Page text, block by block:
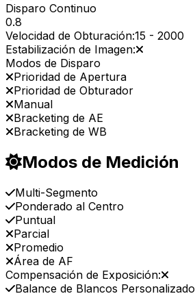
Disparo Continuo
0.8
Velocidad de Obturación:15 - 2000
Estabilización de Imagen:
Modos de Disparo
Prioridad de Apertura
Prioridad de Obturador
Manual
Bracketing de AE
Bracketing de WB
Modos de Medición
Multi-Segmento
Ponderado al Centro
Puntual
Parcial
Promedio
Área de AF
Compensación de Exposición:
Balance de Blancos Personalizado